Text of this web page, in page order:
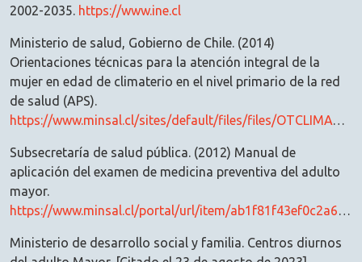
2002-2035. https://www.ine.cl
Ministerio de salud, Gobierno de Chile. (2014)
Orientaciones técnicas para la atención integral de la
mujer en edad de climaterio en el nivel primario de la red
de salud (APS).
https://www.minsal.cl/sites/default/files/files/OTCLIMATERIOinteriorValenteindd04022014.pdf
Subsecretaría de salud pública. (2012) Manual de
aplicación del examen de medicina preventiva del adulto
mayor.
https://www.minsal.cl/portal/url/item/ab1f81f43ef0c2a6e04001011e011907.pdf
Ministerio de desarrollo social y familia. Centros diurnos